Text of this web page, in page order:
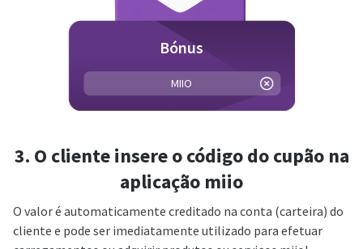
Bónus
MII
3. O cliente insere o código do cupão na
aplicação miio
O valor é automaticamente creditado na conta (carteira) do
cliente e pode ser imediatamente utilizado para efetuar